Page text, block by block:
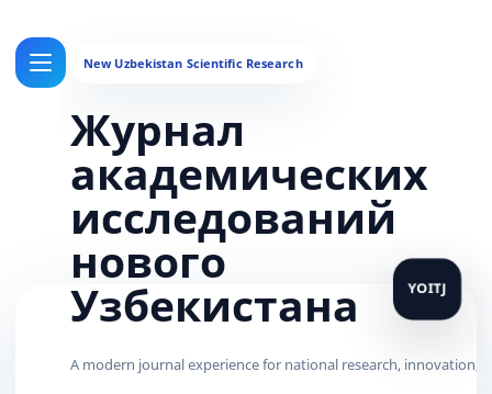
Журнал
академических
исследований
нового
Узбекистана